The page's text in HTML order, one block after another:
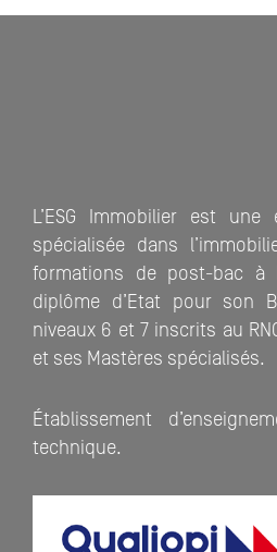
L’ESG Immobilier est
spécialisée dans
formations de post-bac à
diplôme d’Etat pour son
niveaux 6 et 7 inscrits au
et ses Mastères spécialisés.
Établissement
technique.